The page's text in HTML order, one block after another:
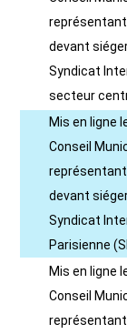
devant
Syndicat
secteur
Mis en ligne
Conseil
devant
Syndicat
Parisienne
Mis en ligne
Conseil